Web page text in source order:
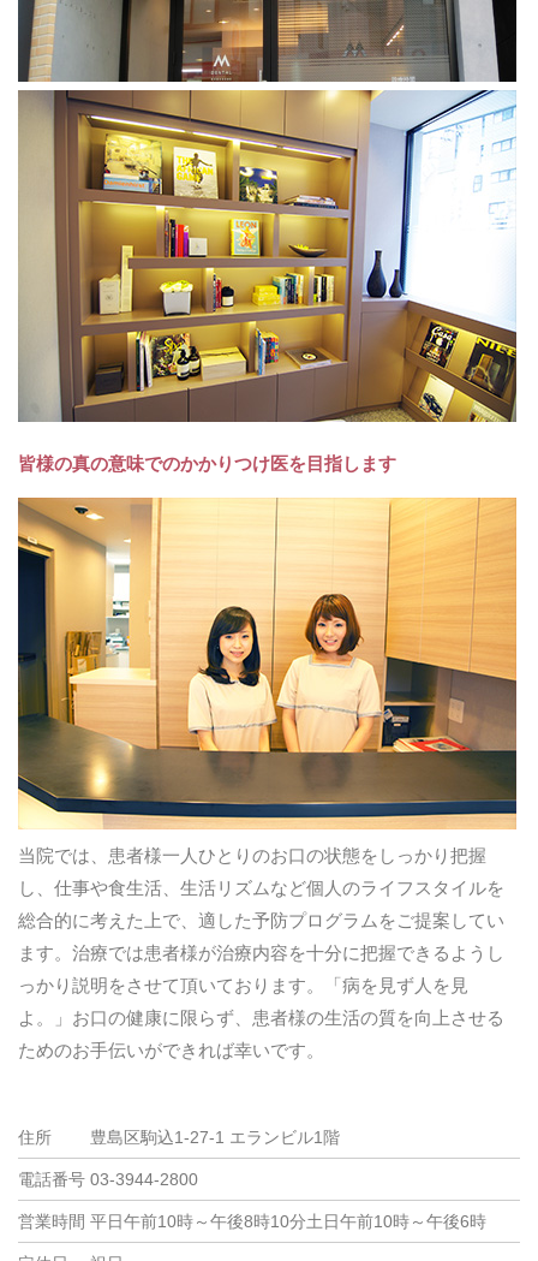
皆様の真の意味でのかかりつけ医を目指します
当院では、患者様一人ひとりのお口の状態をしっかり把握
し、仕事や食生活、生活リズムなど個人のライフスタイルを
総合的に考えた上で、適した予防プログラムをご提案してい
ます。治療では患者様が治療内容を十分に把握できるようし
っかり説明をさせて頂いております。「病を見ず人を見
よ。」お口の健康に限らず、患者様の生活の質を向上させる
ためのお手伝いができれば幸いです。
住所 豊島区駒込1-27-1 エランビル1階
電話番号 03-3944-2800
営業時間 平日午前10時～午後8時10分土日午前10時～午後6時